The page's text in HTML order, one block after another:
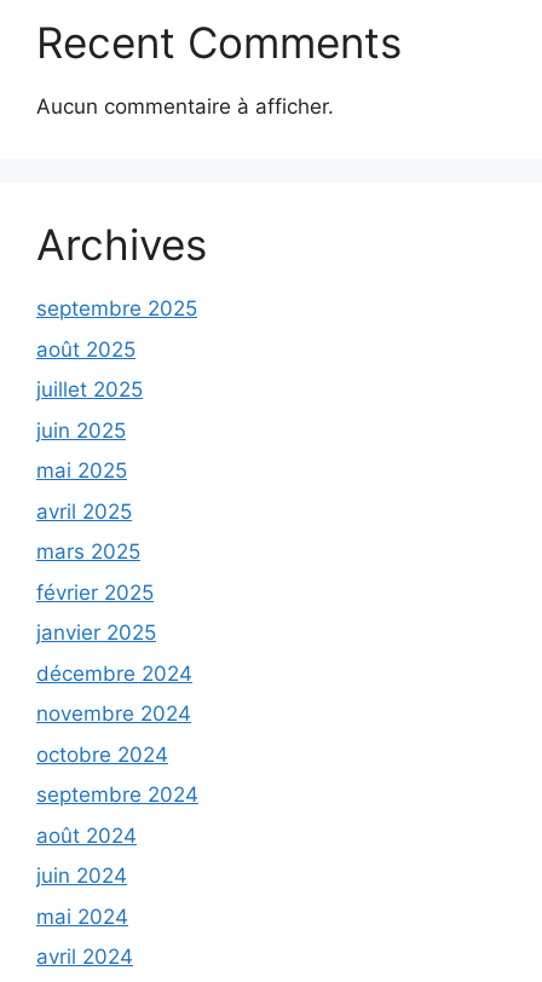
Recent Comments
Aucun commentaire à afficher.
Archives
septembre 2025
août 2025
juillet 2025
juin 2025
mai 2025
avril 2025
mars 2025
février 2025
janvier 2025
décembre 2024
novembre 2024
octobre 2024
septembre 2024
août 2024
juin 2024
mai 2024
avril 2024